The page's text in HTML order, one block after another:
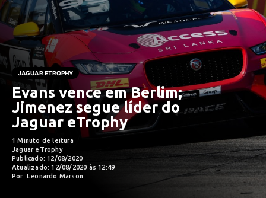
JAGUAR ETROPHY
Evans vence em Berlim;
Jimenez segue líder do
Jaguar eTrophy
1 Minuto de leitura
Jaguar eTrophy
Publicado: 12/08/2020
Atualizado: 12/08/2020 às 12:49
Por: Leonardo Marson